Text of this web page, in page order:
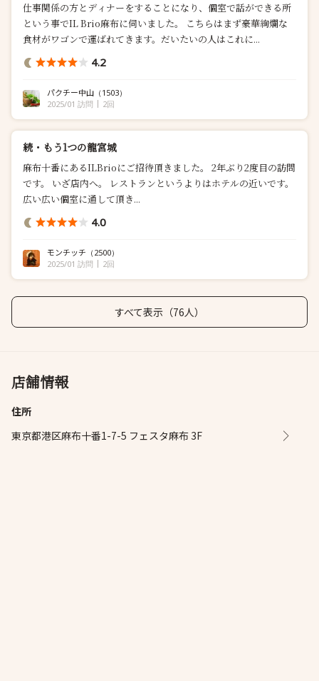
仕事関係の方とディナーをすることになり、個室で話ができる所
という事でIL Brio麻布に伺いました。 こちらはまず豪華絢爛な
食材がワゴンで運ばれてきます。だいたいの人はこれに...
4.2
パクチー中山 （1503）
2025/01 訪問
2回
続・もう1つの龍宮城
麻布十番にあるILBrioにご招待頂きました。 2年ぶり2度目の訪問
です。 いざ店内へ。 レストランというよりはホテルの近いです。
広い広い個室に通して頂き...
4.0
モンチッチ （2500）
2025/01 訪問
2回
すべて表示（76人）
店舗情報
住所
東京都港区麻布十番1-7-5 フェスタ麻布 3F